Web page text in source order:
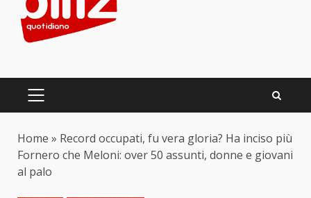
PRIMARY
Home » Record occupati, fu vera gloria? Ha inciso più
Fornero che Meloni: over 50 assunti, donne e giovani
al palo